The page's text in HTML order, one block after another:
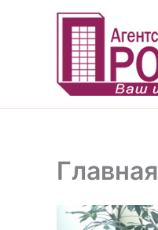
содержимому
Главная